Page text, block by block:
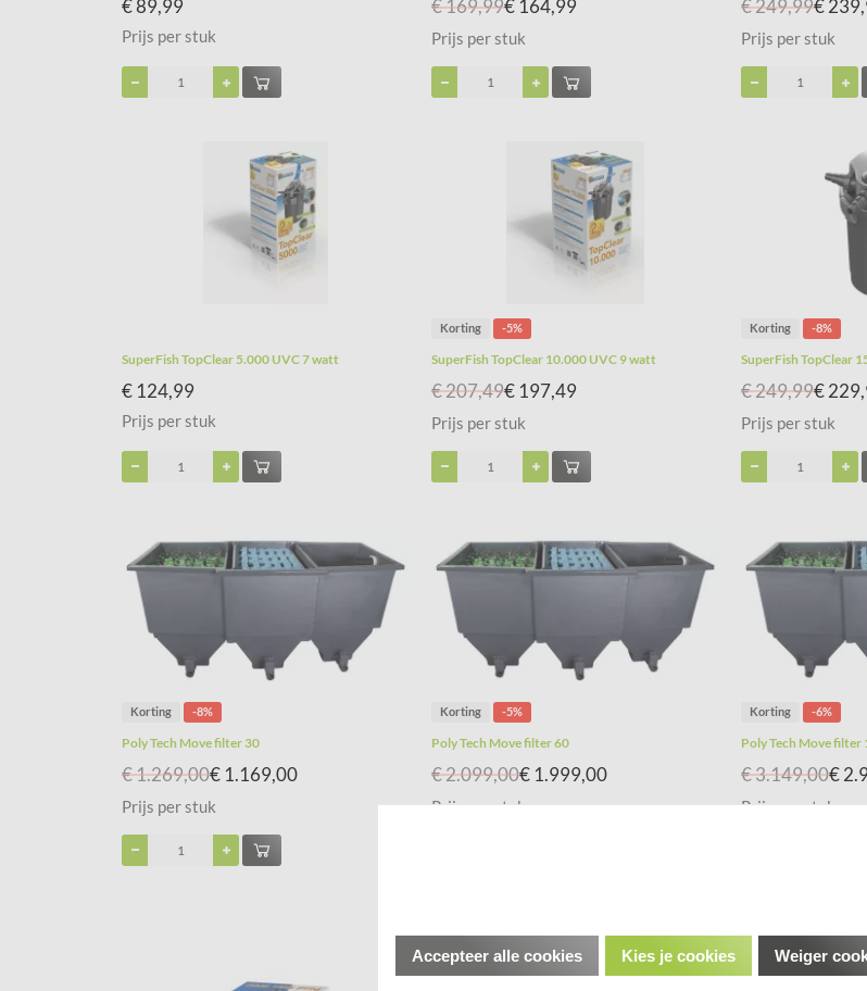
€ 89,99
Prijs per stuk
€ 169,99€ 164,99
Prijs per stuk
€ 249,99€
Prijs per stuk
SuperFish TopClear 5.000 UVC 7 watt
€ 124,99
Prijs per stuk
Korting -5%
SuperFish TopClear 10.000 UVC 9 watt
€ 207,49€ 197,49
Prijs per stuk
Korting -8%
SuperFish TopClear
€ 249,99€
Prijs per stuk
Korting -8%
Poly Tech Move filter 30
€ 1.269,00€ 1.169,00
Prijs per stuk
Korting -5%
Poly Tech Move filter 60
€ 2.099,00€ 1.999,00
Prijs per stuk
Korting -6%
Poly Tech Move filter
€ 3.149,00€
Prijs per stuk
Accepteer alle cookies Kies je cookies Weiger